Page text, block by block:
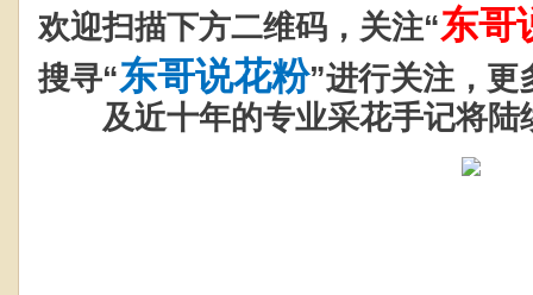
欢迎扫描下方二维码，关注“东哥
搜寻“东哥说花粉”进行关注，更
及近十年的专业采花手记将